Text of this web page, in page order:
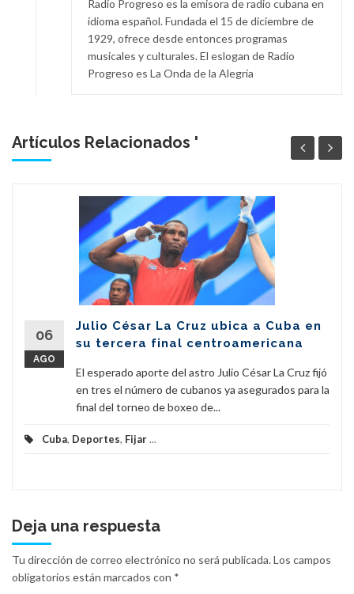
Radio Progreso es la emisora de radio cubana en
idioma español. Fundada el 15 de diciembre de
1929, ofrece desde entonces programas
musicales y culturales. El eslogan de Radio
Progreso es La Onda de la Alegría
Artículos Relacionados '
06
AGO
Julio César La Cruz ubica a Cuba en
su tercera final centroamericana
El esperado aporte del astro Julio César La Cruz fijó
en tres el número de cubanos ya asegurados para la
final del torneo de boxeo de...
Cuba, Deportes, Fijar...
Deja una respuesta
Tu dirección de correo electrónico no será publicada.Los campos
obligatorios están marcados con *